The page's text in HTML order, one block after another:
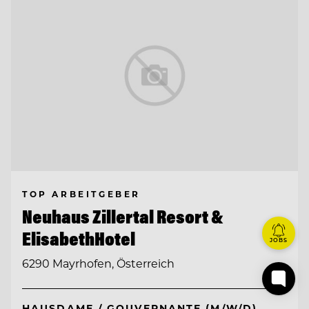
TOP ARBEITGEBER
Neuhaus Zillertal Resort &
ElisabethHotel
6290 Mayrhofen, Österreich
JOBS